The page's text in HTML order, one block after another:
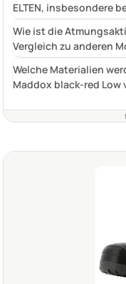
ELTEN, insbesondere
Wie ist die
Vergleich zu anderen
Welche Materialien
Maddox black-red Low